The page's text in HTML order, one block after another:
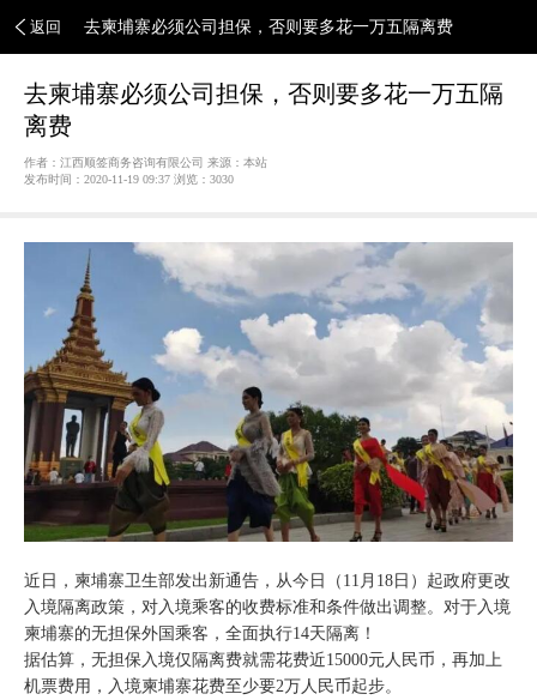
返回 去柬埔寨必须公司担保，否则要多花一万五隔离费
去柬埔寨必须公司担保，否则要多花一万五隔
离费
作者：江西顺签商务咨询有限公司 来源：本站
发布时间：2020-11-19 09:37 浏览： 3030
近日，柬埔寨卫生部发出新通告，从今日（11月18日）起政府更改
入境隔离政策，对入境乘客的收费标准和条件做出调整。对于入境
柬埔寨的无担保外国乘客，全面执行14天隔离！
据估算，无担保入境仅隔离费就需花费近15000元人民币，再加上
机票费用，入境柬埔寨花费至少要2万人民币起步。